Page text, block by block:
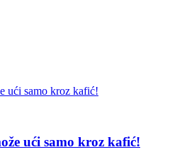
ući samo kroz kafić!